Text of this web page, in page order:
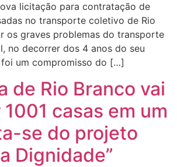
licitação para contratação de
no transporte coletivo de Rio
os graves problemas do transporte
no decorrer dos 4 anos do seu
foi um compromisso do […]
de Rio Branco vai
casas em um
se do projeto
Dignidade”